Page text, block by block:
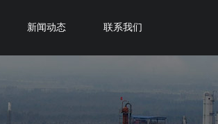
新闻动态 联系我们